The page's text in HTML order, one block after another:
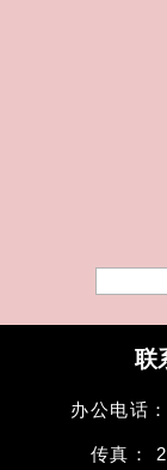
联
办公电话：
传真：